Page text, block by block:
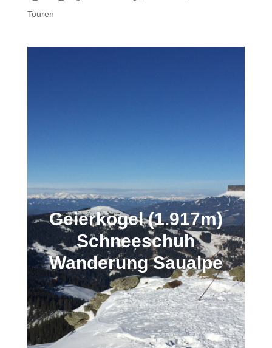
Touren
Geierkogel (1.917m)
Schneeschuh
Wanderung Saualpe